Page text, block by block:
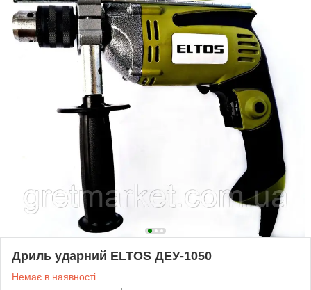
Дриль ударний ELTOS ДЕУ-1050
Немає в наявності